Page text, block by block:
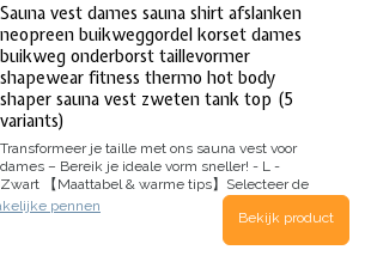
Sauna vest dames sauna shirt afslanken
neopreen buikweggordel korset dames
buikweg onderborst taillevormer
shapewear fitness thermo hot body
shaper sauna vest zweten tank top (5
variants)
Transformeer je taille met ons sauna vest voor
dames – Bereik je ideale vorm sneller! - L -
Zwart 【Maattabel & warme tips】Selecteer de
maat aan de hand van je taille van de Bingrong
SIZE CHART links. Elk idee over onze eendelige
damessport, buikweg-shaperwear…
pennen
Bekijk product